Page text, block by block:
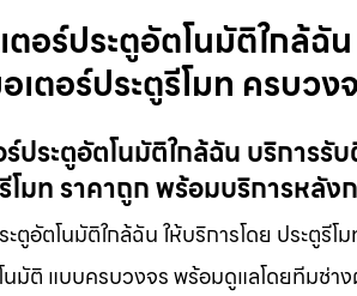
อร์ประตูอัตโนมัติใกล้ฉั
เตอร์ประตูรีโมท ครบวง
ประตูอัตโนมัติใกล้ฉัน บริการรั
โมท ราคาถูก พร้อมบริการหลัง
ตูอัตโนมัติใกล้ฉัน ให้บริการโดย ประตูรี
นมัติ แบบครบวงจร พร้อมดูแลโดยทีมช่